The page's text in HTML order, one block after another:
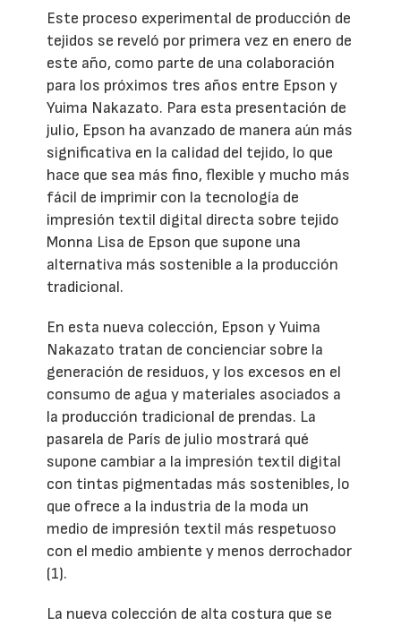
Este proceso experimental de producción de
tejidos se reveló por primera vez en enero de
este año, como parte de una colaboración
para los próximos tres años entre Epson y
Yuima Nakazato. Para esta presentación de
julio, Epson ha avanzado de manera aún más
significativa en la calidad del tejido, lo que
hace que sea más fino, flexible y mucho más
fácil de imprimir con la tecnología de
impresión textil digital directa sobre tejido
Monna Lisa de Epson que supone una
alternativa más sostenible a la producción
tradicional.
En esta nueva colección, Epson y Yuima
Nakazato tratan de concienciar sobre la
generación de residuos, y los excesos en el
consumo de agua y materiales asociados a
la producción tradicional de prendas. La
pasarela de París de julio mostrará qué
supone cambiar a la impresión textil digital
con tintas pigmentadas más sostenibles, lo
que ofrece a la industria de la moda un
medio de impresión textil más respetuoso
con el medio ambiente y menos derrochador
(1).
La nueva colección de alta costura que se